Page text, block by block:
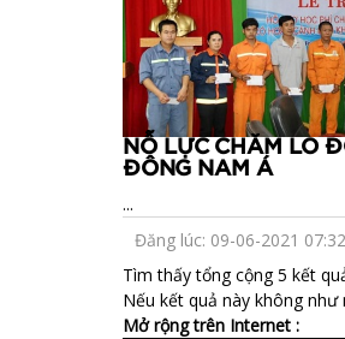
NỖ LỰC CHĂM LO
ĐÔNG NAM Á
...
Đăng lúc: 09-06-2021
Tìm thấy tổng cộng 5 kết
Nếu kết quả này không
Mở rộng trên Internet :